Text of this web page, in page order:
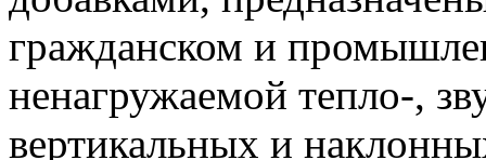
гражданском и
ненагружаемой тепло-,
вертикальных и